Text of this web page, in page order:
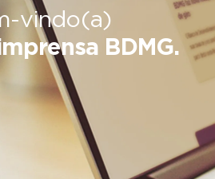
vindo(a)
BDMG.